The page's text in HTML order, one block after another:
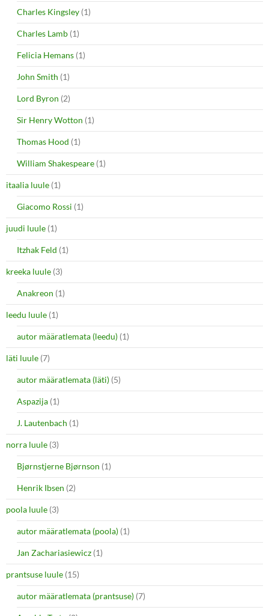
Charles Kingsley (1)
Charles Lamb (1)
Felicia Hemans (1)
John Smith (1)
Lord Byron (2)
Sir Henry Wotton (1)
Thomas Hood (1)
William Shakespeare (1)
itaalia luule (1)
Giacomo Rossi (1)
juudi luule (1)
Itzhak Feld (1)
kreeka luule (3)
Anakreon (1)
leedu luule (1)
autor määratlemata (leedu) (1)
läti luule (7)
autor määratlemata (läti) (5)
Aspazija (1)
J. Lautenbach (1)
norra luule (3)
Bjørnstjerne Bjørnson (1)
Henrik Ibsen (2)
poola luule (3)
autor määratlemata (poola) (1)
Jan Zachariasiewicz (1)
prantsuse luule (15)
autor määratlemata (prantsuse) (7)